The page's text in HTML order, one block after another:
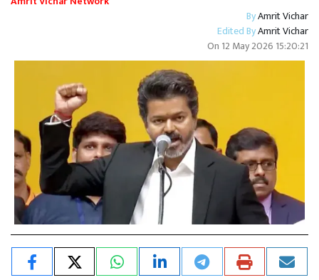
ByAmrit Vichar
Edited ByAmrit Vichar
On 12 May 2026 15:20:21